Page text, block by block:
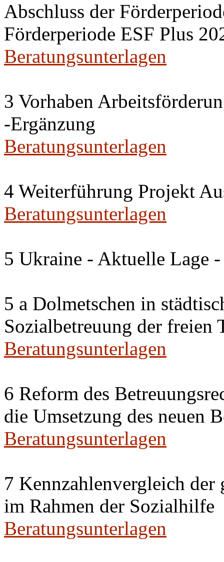
Abschluss der
Förderperiode ESF Plus
Beratungsunterlagen
3 Vorhaben
-Ergänzung
Beratungsunterlagen
4 Weiterführung Projekt
Beratungsunterlagen
5 Ukraine - Aktuelle Lage
5 a Dolmetschen in
Sozialbetreuung der freien
Beratungsunterlagen
6 Reform des
die Umsetzung des neuen
Beratungsunterlagen
7 Kennzahlenvergleich
im Rahmen der Sozialhilfe
Beratungsunterlagen